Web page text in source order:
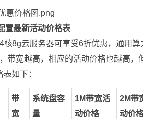
惠价格图.png
置最新活动价格表
核8g云服务器可享受6折优惠，通用
带宽越高，相应的活动价格也越高
如下：
带
宽
系统盘容
量
1M带宽活
动价格
2M带
动价